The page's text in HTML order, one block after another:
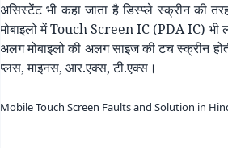
असिस्टेंट भी कहा जाता है डिस्प्ले स्क्रीन की
मोबाइलो मेंTouch Screen IC (PDA IC)भी
अलग मोबाइलो की अलग साइज की टच स्क्रीन
प्लस, माइनस, आर.एक्स, टी.एक्स।
Mobile Touch Screen Faults and Solution in